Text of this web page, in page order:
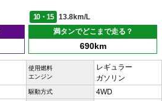
10・15
13.8km/L
満タンでどこまで走る？
690km
使用燃料
エンジン
レギュラー
ガソリン
駆動方式 4WD